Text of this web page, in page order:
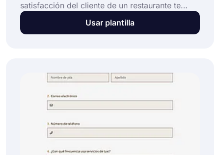
satisfacción del cliente de un restaurante te
ofrece la solución. Al hacer que sus clientes
completen esta encuesta, podrá conocer el
restaurante haciendo clic en la sección de uso
de plantilla a continuación.
Usar plantilla